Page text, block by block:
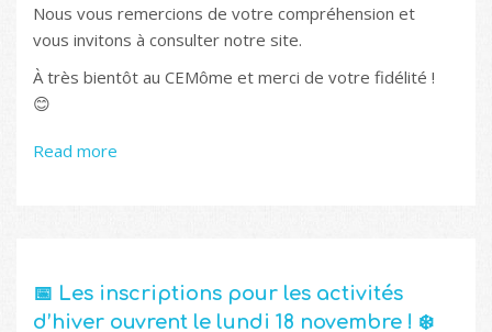
Nous vous remercions de votre compréhension et
vous invitons à consulter notre site.
À très bientôt au CEMôme et merci de votre fidélité !
😊
Read more
📅 Les inscriptions pour les activités
d’hiver ouvrent le lundi 18 novembre ! ❄️